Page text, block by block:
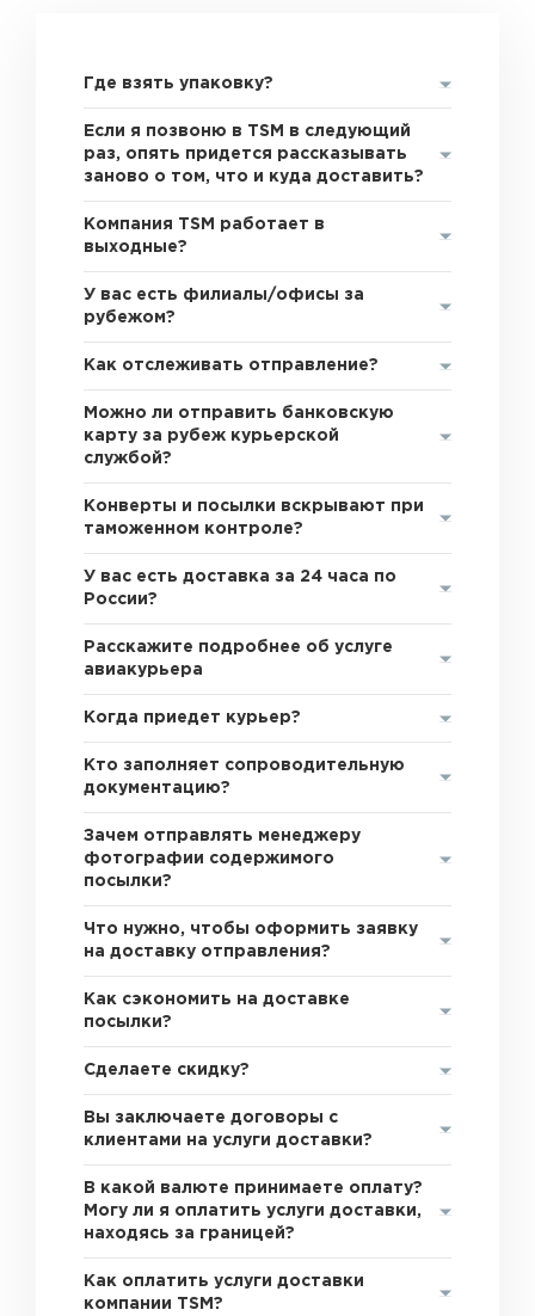
Где взять упаковку?
Если я позвоню в TSM в следующий
раз, опять придется рассказывать
заново о том, что и куда доставить?
Компания TSM работает в
выходные?
У вас есть филиалы/офисы за
рубежом?
Как отслеживать отправление?
Можно ли отправить банковскую
карту за рубеж курьерской
службой?
Конверты и посылки вскрывают при
таможенном контроле?
У вас есть доставка за 24 часа по
России?
Расскажите подробнее об услуге
авиакурьера
Когда приедет курьер?
Кто заполняет сопроводительную
документацию?
Зачем отправлять менеджеру
фотографии содержимого
посылки?
Что нужно, чтобы оформить заявку
на доставку отправления?
Как сэкономить на доставке
посылки?
Сделаете скидку?
Вы заключаете договоры с
клиентами на услуги доставки?
В какой валюте принимаете оплату?
Могу ли я оплатить услуги доставки,
находясь за границей?
Как оплатить услуги доставки
компании TSM?